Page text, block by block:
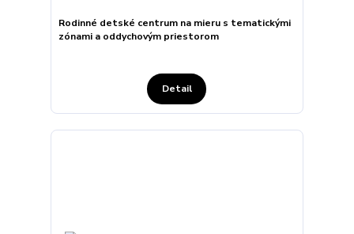
Rodinné detské centrum na mieru s tematickými
zónami a oddychovým priestorom
Detail